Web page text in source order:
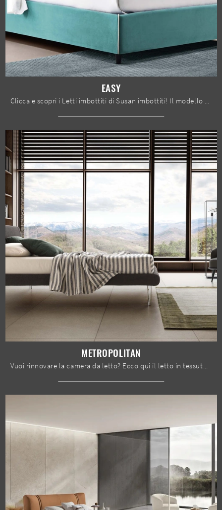
EASY
METROPOLITAN
Vuoi rinnovare la camera da letto? Ecco qui il letto in tessuto Metropolitan di Le Comfort per spazi design.